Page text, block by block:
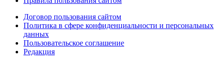
Договор пользования сайтом
Политика в сфере конфиденциальности и персональных
данных
Пользовательское соглашение
Редакция